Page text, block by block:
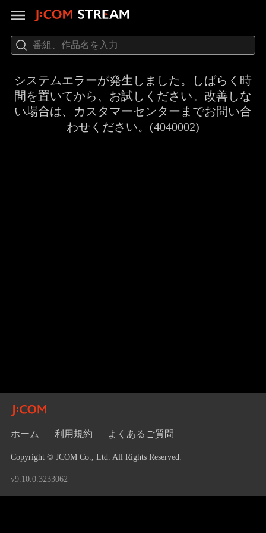
システムエラーが発生しました。しばらく時
間を置いてから、お試しください。改善しな
い場合は、カスタマーセンターまでお問い合
わせください。(4040002)
ホーム 利用規約 よくあるご質問
Copyright © JCOM Co., Ltd. All Rights Reserved.
v9.10.0.3233062